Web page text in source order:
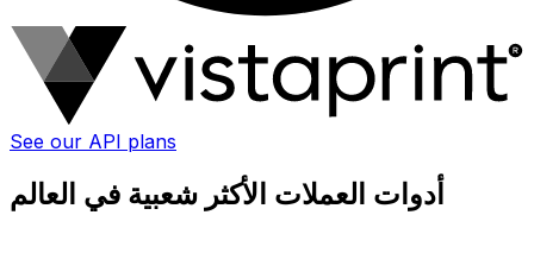
See our API plans
أدوات العملات الأكثر شعبية في العالم